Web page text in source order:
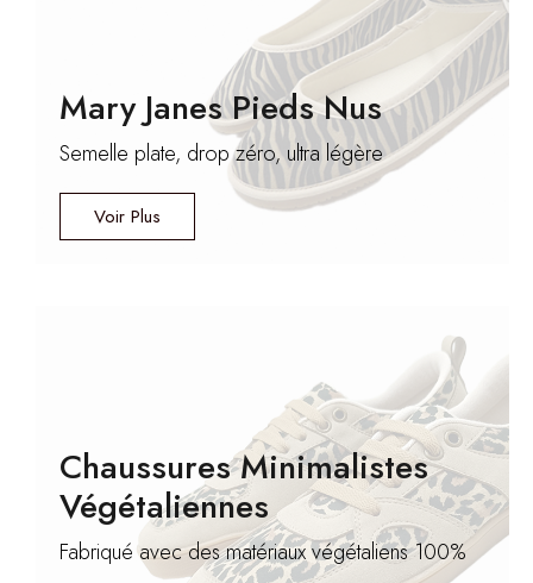
Mary Janes Pieds Nus
Semelle plate, drop zéro, ultra légère
Voir Plus
Chaussures Minimalistes
Végétaliennes
Fabriqué avec des matériaux végétaliens 100%
Matériaux Végétaliens
Provenant De Fournisseurs
Locaux
Microfibre, bambou, coton, entre autres
matières,